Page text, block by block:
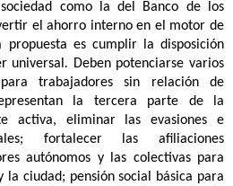
como la del Banco de los
el ahorro interno en el motor de
propuesta es cumplir la disposición
universal. Deben potenciarse varios
trabajadores sin relación de
la tercera parte de la
activa, eliminar las evasiones e
fortalecer las afiliaciones
autónomos y las colectivas para
la ciudad; pensión social básica para